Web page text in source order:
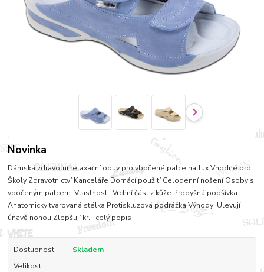
Novinka
Dámská zdravotní relaxační obuv pro vbočené palce hallux Vhodné pro:
Školy Zdravotnictví Kanceláře Domácí použití Celodenní nošení Osoby s
vbočeným palcem Vlastnosti: Vrchní část z kůže Prodyšná podšívka
Anatomicky tvarovaná stélka Protiskluzová podrážka Výhody: Ulevují
únavě nohou Zlepšují kr... celý popis
Dostupnost
Skladem
Velikost